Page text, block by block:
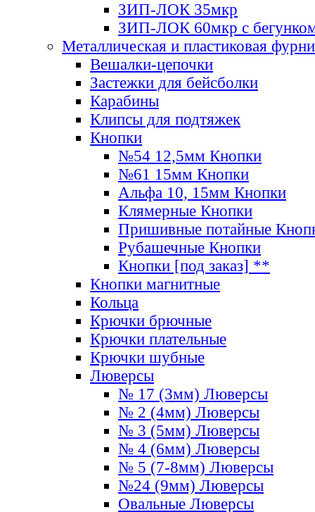
ЗИП-ЛОК 35мкр
ЗИП-ЛОК 60мкр с
Металлическая и пластиковая
Вешалки-цепочки
Застежки для бейсболки
Карабины
Клипсы для подтяжек
Кнопки
№54 12,5мм Кнопки
№61 15мм Кнопки
Альфа 10, 15мм Кнопки
Клямерные Кнопки
Пришивные потайные
Рубашечные Кнопки
Кнопки [под заказ] **
Кнопки магнитные
Кольца
Крючки брючные
Крючки плательные
Крючки шубные
Люверсы
№ 17 (3мм) Люверсы
№ 2 (4мм) Люверсы
№ 3 (5мм) Люверсы
№ 4 (6мм) Люверсы
№ 5 (7-8мм) Люверсы
№24 (9мм) Люверсы
Овальные Люверсы